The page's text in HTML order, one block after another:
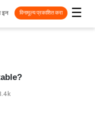
☰
इन विनामूल्य प्रकाशित करा